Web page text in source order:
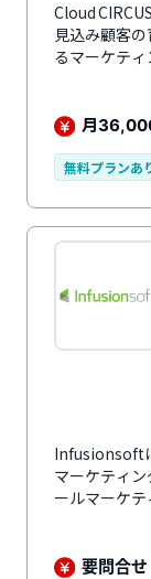
Cloud
見込み顧客
るマーケテ
業は累計6
構築・AR・
提供していま
ィング活動
月
無料プランあ
Infusionsoft
マーケティン
ールマーケ
の管理から
応できます
複数のアプリ
要問合せ